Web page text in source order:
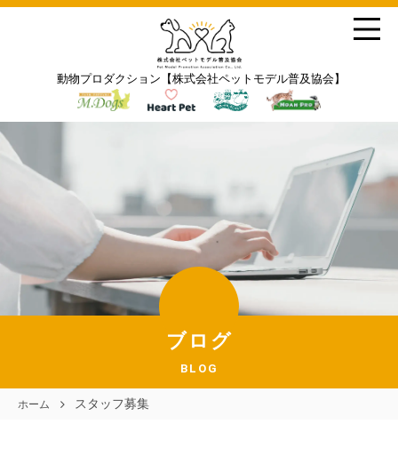
動物プロダクション【株式会社ペットモデル普及協会】
ブログ
BLOG
ホーム スタッフ募集